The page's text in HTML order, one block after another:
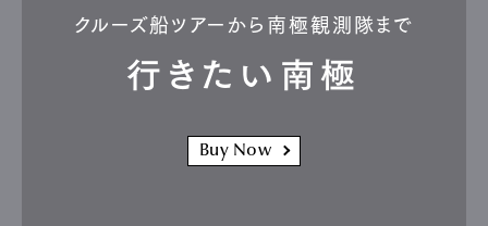
クルーズ船ツアーから南極観測隊まで
行きたい南極
Buy Now